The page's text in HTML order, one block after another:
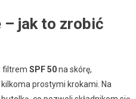
– jak to zrobić
filtrem SPF 50na skórę,
prostymi krokami. Na